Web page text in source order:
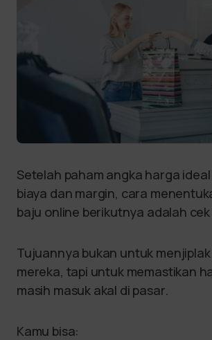
Setelah paham angka harga
biaya dan margin, cara
baju online berikutnya adalah
Tujuannya bukan untuk
mereka, tapi untuk memastikan
masih masuk akal di pasar.
Kamu bisa: